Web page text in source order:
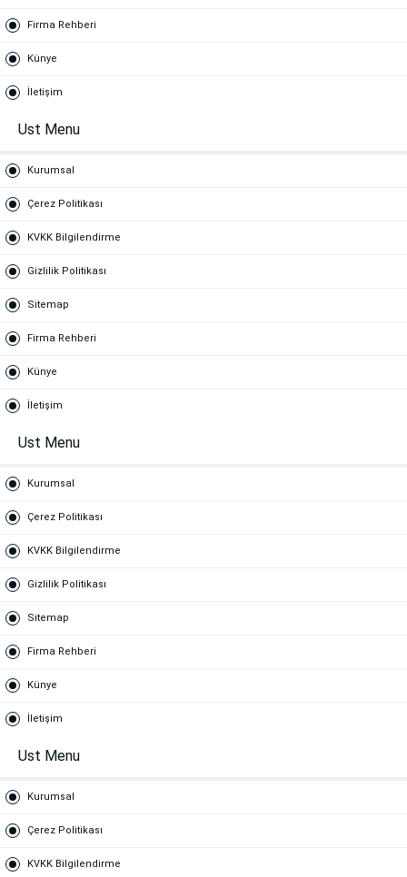
Firma Rehberi
Künye
İletişim
Ust Menu
Kurumsal
Çerez Politikası
KVKK Bilgilendirme
Gizlilik Politikası
Sitemap
Firma Rehberi
Künye
İletişim
Ust Menu
Kurumsal
Çerez Politikası
KVKK Bilgilendirme
Gizlilik Politikası
Sitemap
Firma Rehberi
Künye
İletişim
Ust Menu
Kurumsal
Çerez Politikası
KVKK Bilgilendirme